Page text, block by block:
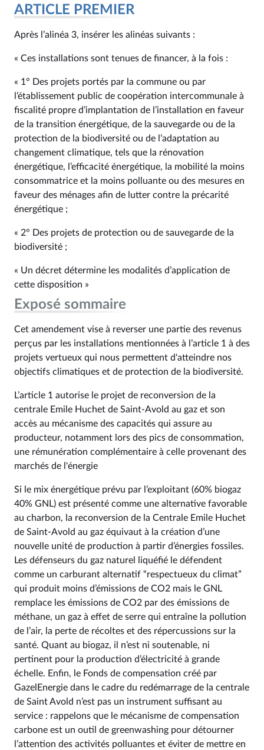
ARTICLE PREMIER
Après l’alinéa 3, insérer les alinéas suivants :
« Ces installations sont tenues de financer, à la fois :
« 1° Des projets portés par la commune ou par
l’établissement public de coopération intercommunale à
fiscalité propre d’implantation de l’installation en faveur
de la transition énergétique, de la sauvegarde ou de la
protection de la biodiversité ou de l’adaptation au
changement climatique, tels que la rénovation
énergétique, l’efficacité énergétique, la mobilité la moins
consommatrice et la moins polluante ou des mesures en
faveur des ménages afin de lutter contre la précarité
énergétique ;
« 2° Des projets de protection ou de sauvegarde de la
biodiversité ;
« Un décret détermine les modalités d’application de
cette disposition »
Exposé sommaire
Cet amendement vise à reverser une partie des revenus
perçus par les installations mentionnées à l’article 1 à des
projets vertueux qui nous permettent d'atteindre nos
objectifs climatiques et de protection de la biodiversité.
L’article 1 autorise le projet de reconversion de la
centrale Emile Huchet de Saint-Avold au gaz et son
accès au mécanisme des capacités qui assure au
producteur, notamment lors des pics de consommation,
une rémunération complémentaire à celle provenant des
marchés de l'énergie
Si le mix énergétique prévu par l’exploitant (60% biogaz
40% GNL) est présenté comme une alternative favorable
au charbon, la reconversion de la Centrale Emile Huchet
de Saint-Avold au gaz équivaut à la création d’une
nouvelle unité de production à partir d’énergies fossiles.
Les défenseurs du gaz naturel liquéfié le défendent
comme un carburant alternatif “respectueux du climat”
qui produit moins d’émissions de CO2 mais le GNL
remplace les émissions de CO2 par des émissions de
méthane, un gaz à effet de serre qui entraîne la pollution
de l’air, la perte de récoltes et des répercussions sur la
santé. Quant au biogaz, il n’est ni soutenable, ni
pertinent pour la production d’électricité à grande
échelle. Enfin, le Fonds de compensation créé par
GazelEnergie dans le cadre du redémarrage de la centrale
de Saint Avold n’est pas un instrument suffisant au
service : rappelons que le mécanisme de compensation
carbone est un outil de greenwashing pour détourner
l’attention des activités polluantes et éviter de mettre en